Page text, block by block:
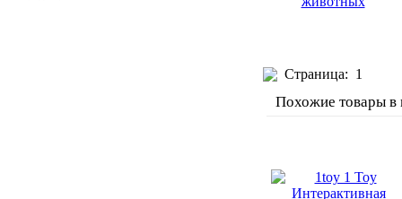
Страница: 1
Похожие товары в